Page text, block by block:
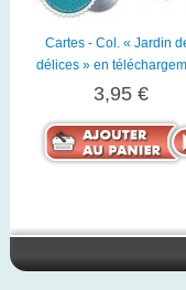
Cartes - Col. « Jardin
délices » en
3,95 €